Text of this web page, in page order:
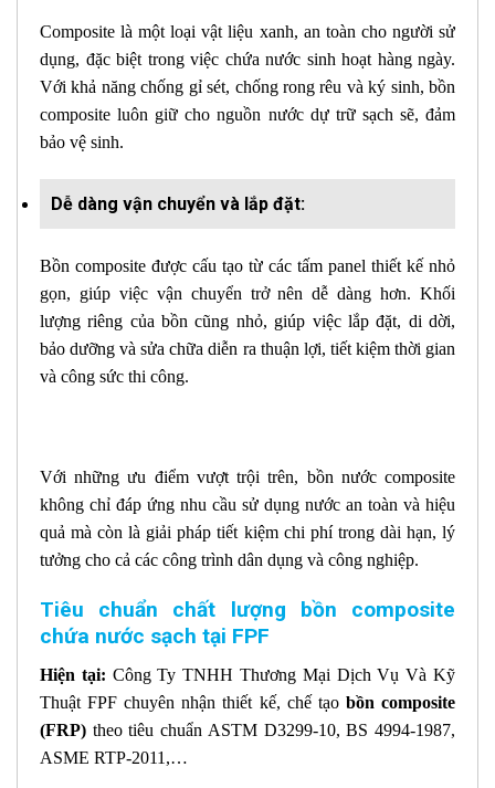
Composite là một loại vật liệu xanh, an toàn cho người sử
dụng, đặc biệt trong việc chứa nước sinh hoạt hàng ngày.
Với khả năng chống gỉ sét, chống rong rêu và ký sinh, bồn
composite luôn giữ cho nguồn nước dự trữ sạch sẽ, đảm
bảo vệ sinh.
Dễ dàng vận chuyển và lắp đặt:
Bồn composite được cấu tạo từ các tấm panel thiết kế nhỏ
gọn, giúp việc vận chuyển trở nên dễ dàng hơn. Khối
lượng riêng của bồn cũng nhỏ, giúp việc lắp đặt, di dời,
bảo dưỡng và sửa chữa diễn ra thuận lợi, tiết kiệm thời gian
và công sức thi công.
Với những ưu điểm vượt trội trên, bồn nước composite
không chỉ đáp ứng nhu cầu sử dụng nước an toàn và hiệu
quả mà còn là giải pháp tiết kiệm chi phí trong dài hạn, lý
tưởng cho cả các công trình dân dụng và công nghiệp.
Tiêu chuẩn chất lượng bồn composite
chứa nước sạch tại FPF
Hiện tại: Công Ty TNHH Thương Mại Dịch Vụ Và Kỹ
Thuật FPF chuyên nhận thiết kế, chế tạo bồn composite
(FRP) theo tiêu chuẩn ASTM D3299-10, BS 4994-1987,
ASME RTP-2011,…